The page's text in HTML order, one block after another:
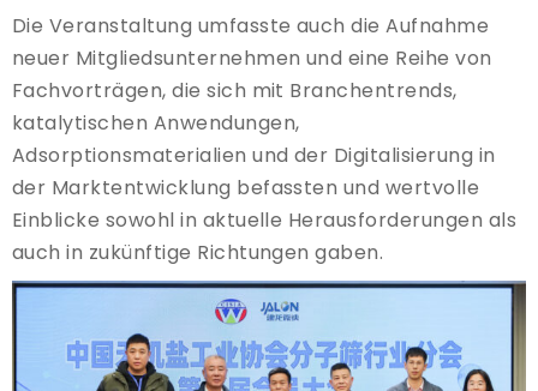
Die Veranstaltung umfasste auch die Aufnahme
neuer Mitgliedsunternehmen und eine Reihe von
Fachvorträgen, die sich mit Branchentrends,
katalytischen Anwendungen,
Adsorptionsmaterialien und der Digitalisierung in
der Marktentwicklung befassten und wertvolle
Einblicke sowohl in aktuelle Herausforderungen als
auch in zukünftige Richtungen gaben.